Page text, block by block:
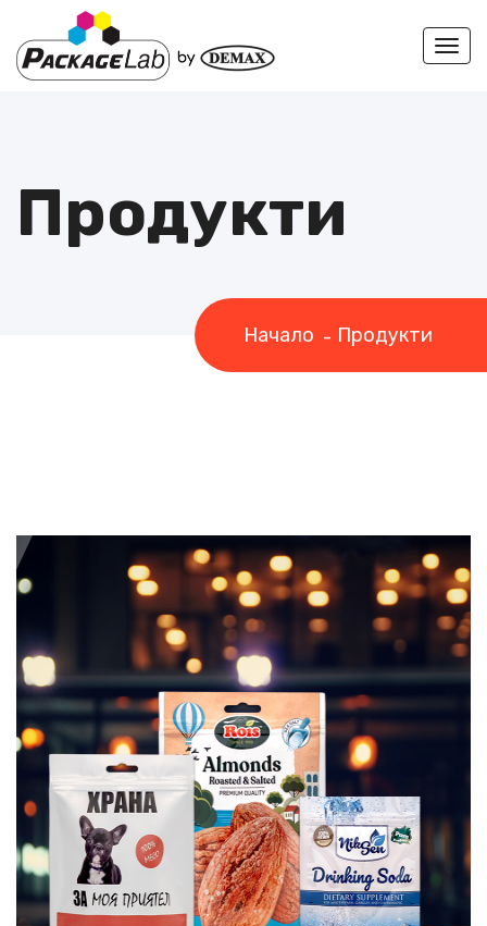
Продукти
Начало Продукти